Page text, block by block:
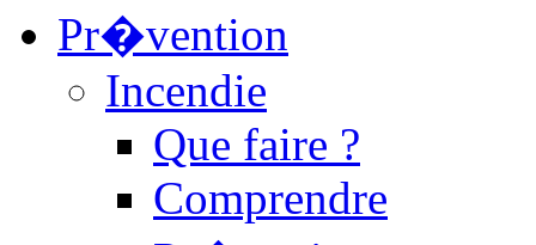
Pr�vention
Incendie
Que faire ?
Comprendre